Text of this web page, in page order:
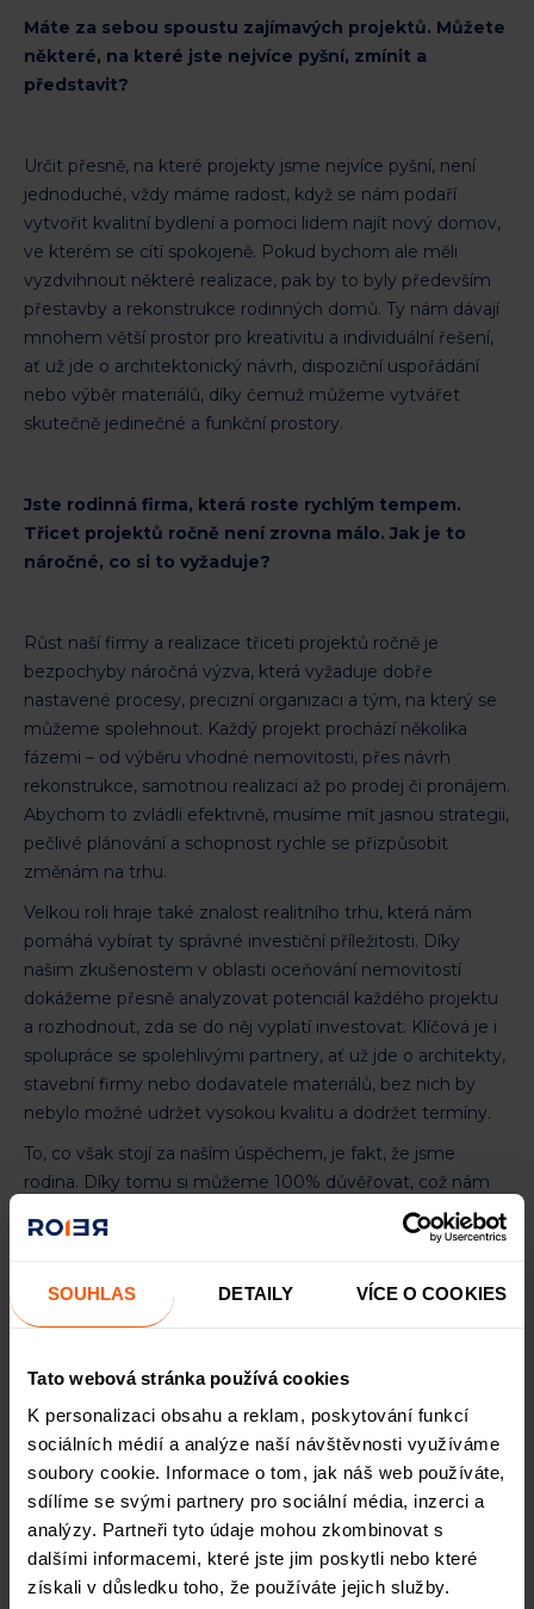
SOUHLAS DETAILY VÍCE O COOKIES
Tato webová stránka používá cookies
K personalizaci obsahu a reklam, poskytování funkcí
sociálních médií a analýze naší návštěvnosti využíváme
soubory cookie. Informace o tom, jak náš web používáte,
sdílíme se svými partnery pro sociální média, inzerci a
analýzy. Partneři tyto údaje mohou zkombinovat s
dalšími informacemi, které jste jim poskytli nebo které
získali v důsledku toho, že používáte jejich služby.
Máte za sebou spoustu zajímavých projektů. Můžete
některé, na které jste nejvíce pyšní, zmínit a
představit?
Určit přesně, na které projekty jsme nejvíce pyšní, není
jednoduché, vždy máme radost, když se nám podaří
vytvořit kvalitní bydlení a pomoci lidem najít nový domov,
ve kterém se cítí spokojeně. Pokud bychom ale měli
vyzdvihnout některé realizace, pak by to byly především
přestavby a rekonstrukce rodinných domů. Ty nám dávají
mnohem větší prostor pro kreativitu a individuální řešení,
ať už jde o architektonický návrh, dispoziční uspořádání
nebo výběr materiálů, díky čemuž můžeme vytvářet
skutečně jedinečné a funkční prostory.
Jste rodinná firma, která roste rychlým tempem.
Třicet projektů ročně není zrovna málo. Jak je to
náročné, co si to vyžaduje?
Růst naší firmy a realizace třiceti projektů ročně je
bezpochyby náročná výzva, která vyžaduje dobře
nastavené procesy, precizní organizaci a tým, na který se
můžeme spolehnout. Každý projekt prochází několika
fázemi – od výběru vhodné nemovitosti, přes návrh
rekonstrukce, samotnou realizaci až po prodej či pronájem.
Abychom to zvládli efektivně, musíme mít jasnou strategii,
pečlivé plánování a schopnost rychle se přizpůsobit
změnám na trhu.
Velkou roli hraje také znalost realitního trhu, která nám
pomáhá vybírat ty správné investiční příležitosti. Díky
našim zkušenostem v oblasti oceňování nemovitostí
dokážeme přesně analyzovat potenciál každého projektu
a rozhodnout, zda se do něj vyplatí investovat. Klíčová je i
spolupráce se spolehlivými partnery, ať už jde o architekty,
stavební firmy nebo dodavatele materiálů, bez nich by
nebylo možné udržet vysokou kvalitu a dodržet termíny.
To, co však stojí za naším úspěchem, je fakt, že jsme
rodina. Díky tomu si můžeme 100% důvěřovat, což nám
umožňuje rychle a efektivně rozhodovat. Zároveň máme
skvělý tým zaměstnanců, kteří odvádějí špičkovou práci a
součástí naší úspěšné expanze je také spolupracující
advokát, který nám pomáhá řešit právní aspekty našich
jsme dnes.
Díky kombinaci rychlého rozhodování, odborného zázemí
a silného týmu můžeme realizovat ambiciózní projekty a
neustále posouvat hranice toho, co dokážeme.
Na čem si při výběru projektů a následně při jejich
realizaci zakládáte? Máte naopak nějaké "no go"?